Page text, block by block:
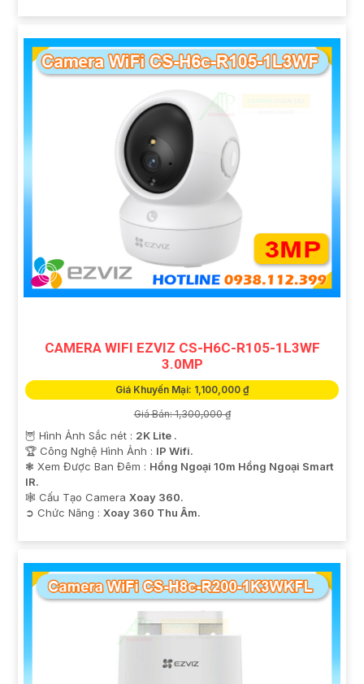
CAMERA WIFI EZVIZ CS-H6C-R105-1L3WF
3.0MP
Giá Khuyến Mại: 1,100,000 ₫
Giá Bán: 1,300,000 ₫
🦉 Hình Ảnh Sắc nét : 2K Lite .
🏆 Công Nghệ Hình Ảnh : IP Wifi.
❃ Xem Được Ban Đêm : Hồng Ngoại 10m Hồng Ngoại Smart
IR.
🕸️ Cấu Tạo Camera Xoay 360.
️➲ Chức Năng : Xoay 360 Thu Âm.